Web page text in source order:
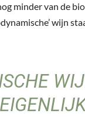
minder van de
wijn